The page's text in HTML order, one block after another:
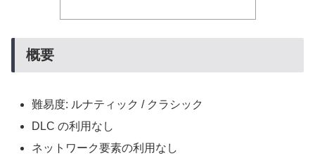
概要
難易度: ルナティック / クラシック
DLC の利用なし
ネットワーク要素の利用なし